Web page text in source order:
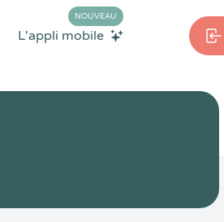
L'appli mobile
NOUVEAU